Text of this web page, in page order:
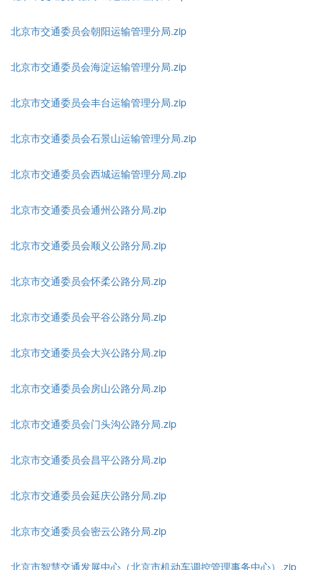
北京市交通委员会朝阳运输管理分局.zip
北京市交通委员会海淀运输管理分局.zip
北京市交通委员会丰台运输管理分局.zip
北京市交通委员会石景山运输管理分局.zip
北京市交通委员会西城运输管理分局.zip
北京市交通委员会通州公路分局.zip
北京市交通委员会顺义公路分局.zip
北京市交通委员会怀柔公路分局.zip
北京市交通委员会平谷公路分局.zip
北京市交通委员会大兴公路分局.zip
北京市交通委员会房山公路分局.zip
北京市交通委员会门头沟公路分局.zip
北京市交通委员会昌平公路分局.zip
北京市交通委员会延庆公路分局.zip
北京市交通委员会密云公路分局.zip
北京市智慧交通发展中心（北京市机动车调控管理事务中心）.zip